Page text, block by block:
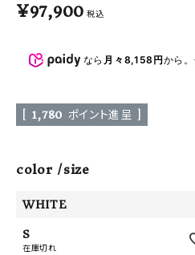
¥97,900 税込
なら 月々8,158円から
1,780 ポイント進呈 ]
color size
WHITE
S
在庫切れ